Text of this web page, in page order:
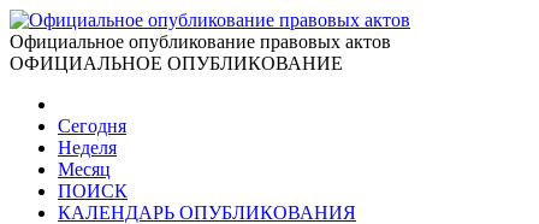
Официальное опубликование правовых актов
ОФИЦИАЛЬНОЕ ОПУБЛИКОВАНИЕ
Сегодня
Неделя
Месяц
ПОИСК
КАЛЕНДАРЬ ОПУБЛИКОВАНИЯ